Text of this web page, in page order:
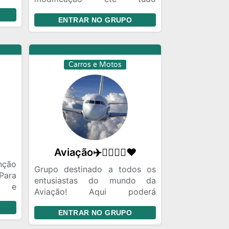
grupo perfeito para amantes
dessas máquinas
ENTRAR NO GRUPO
e
Carros e Motos
Aviação✈️👨‍✈👩‍✈❤️
Grupo destinado a todos os
entusiastas do mundo da
Aviação! Aqui poderá
conhecimento/experiências na
Aviação, como também terá
ENTRAR NO GRUPO